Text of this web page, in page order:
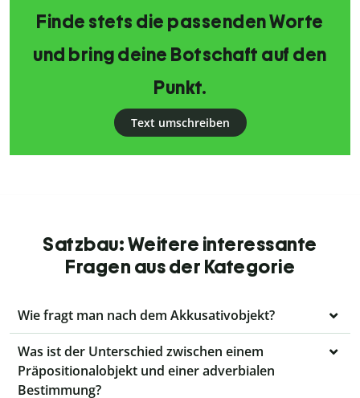
Finde stets die passenden Worte
und bring deine Botschaft auf den
Punkt.
Text umschreiben
Satzbau: Weitere interessante
Fragen aus der Kategorie
Wie fragt man nach dem Akkusativobjekt?
Was ist der Unterschied zwischen einem
Präpositionalobjekt und einer adverbialen
Bestimmung?